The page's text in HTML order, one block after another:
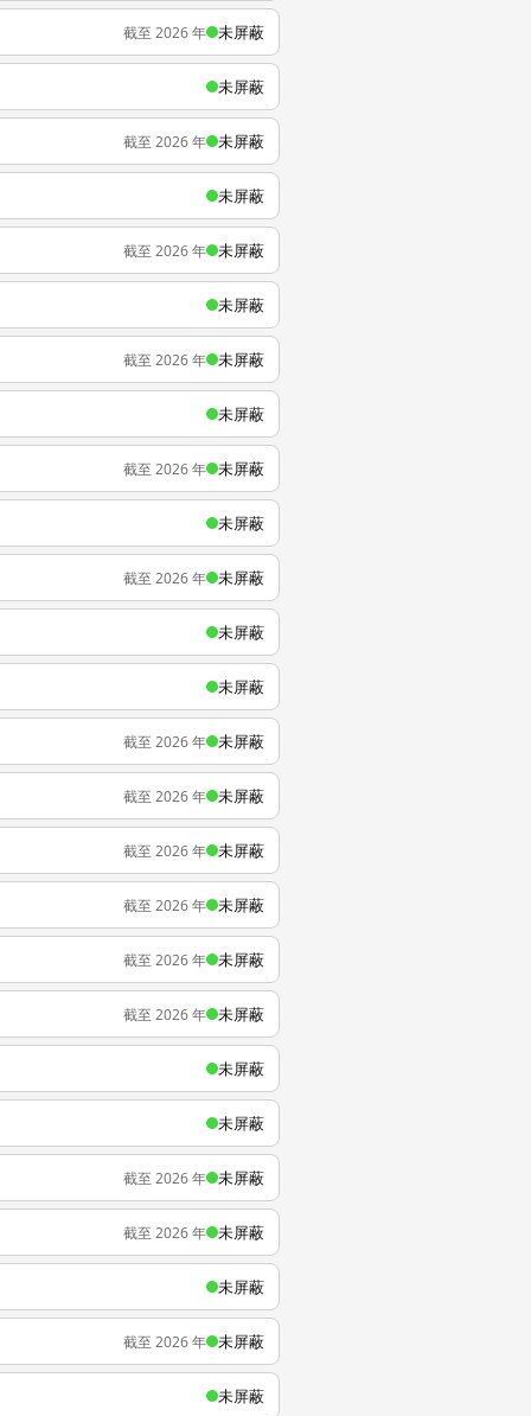
截至 2026 年 未屏蔽
未屏蔽
截至 2026 年 未屏蔽
未屏蔽
截至 2026 年 未屏蔽
未屏蔽
截至 2026 年 未屏蔽
未屏蔽
截至 2026 年 未屏蔽
未屏蔽
截至 2026 年 未屏蔽
未屏蔽
未屏蔽
截至 2026 年 未屏蔽
截至 2026 年 未屏蔽
截至 2026 年 未屏蔽
截至 2026 年 未屏蔽
截至 2026 年 未屏蔽
截至 2026 年 未屏蔽
未屏蔽
未屏蔽
截至 2026 年 未屏蔽
截至 2026 年 未屏蔽
未屏蔽
截至 2026 年 未屏蔽
未屏蔽